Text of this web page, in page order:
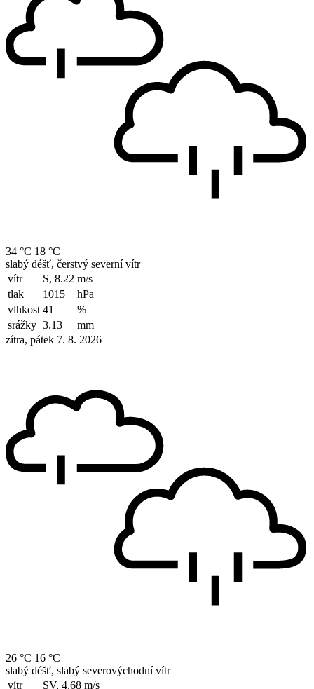
34 °C 18 °C
slabý déšť, čerstvý severní vítr
vítr
S, 8.22 m/s
tlak
1015
hPa
vlhkost 41
%
srážky 3.13
mm
zítra, pátek 7. 8. 2026
26 °C 16 °C
slabý déšť, slabý severovýchodní vítr
vítr
SV, 4.68 m/s